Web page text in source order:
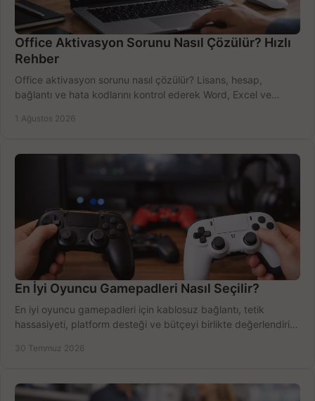
Office Aktivasyon Sorunu Nasıl Çözülür? Hızlı
Rehber
Office aktivasyon sorunu nasıl çözülür? Lisans, hesap,
bağlantı ve hata kodlarını kontrol ederek Word, Excel ve
1 Ağustos 2026
En İyi Oyuncu Gamepadleri Nasıl Seçilir?
En iyi oyuncu gamepadleri için kablosuz bağlantı, tetik
hassasiyeti, platform desteği ve bütçeyi birlikte değerlendirin;
30 Temmuz 2026